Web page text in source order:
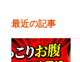
最近の記事